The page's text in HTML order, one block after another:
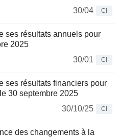
30/04
CI
ses résultats annuels pour
2025
30/01
CI
ses résultats financiers pour
30 septembre 2025
30/10/25
CI
des changements à la